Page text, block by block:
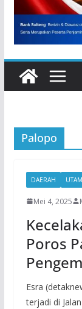
Palopo
DAERAH
Mei 4, 2025
Poros
Esra
terjadi di